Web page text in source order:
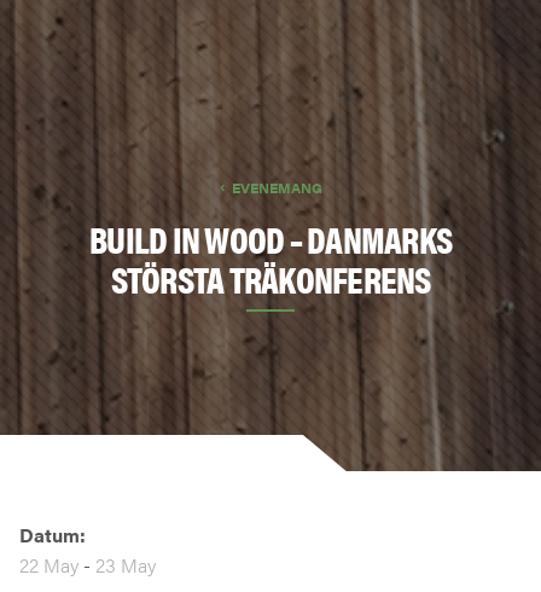
EVENEMANG
BUILD IN WOOD – DANMARKS
STÖRSTA TRÄKONFERENS
Datum:
22 May - 23 May